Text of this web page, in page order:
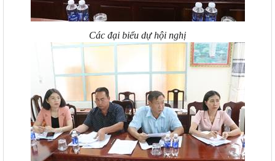
Các đại biểu dự hội nghị